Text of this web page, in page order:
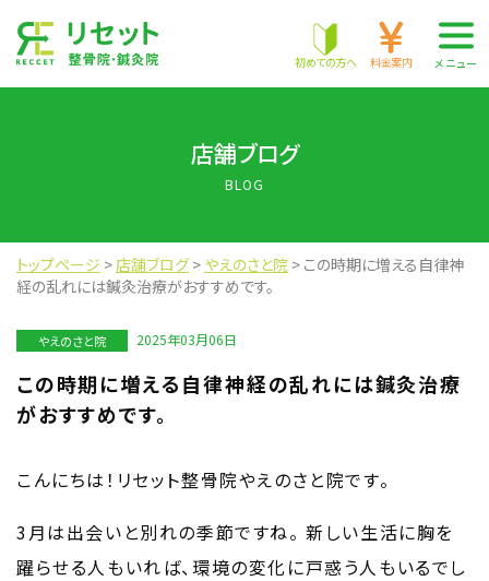
株式会社 RECCET
初めての方へ 料金案内 メニュー
店舗ブログ
BLOG
トップページ >店舗ブログ> やえのさと院 > この時期に増える自律神
経の乱れには鍼灸治療がおすすめです。
2025年03月06日
やえのさと院
この時期に増える自律神経の乱れには鍼灸治療
がおすすめです。
こんにちは！リセット整骨院やえのさと院です。
3月は出会いと別れの季節ですね。 新しい生活に胸を
躍らせる人もいれば、環境の変化に戸惑う人もいるでし